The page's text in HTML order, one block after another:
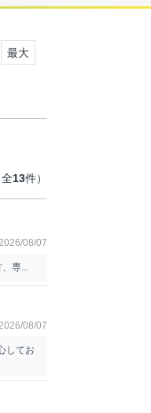
最大
13件）
08/07
専...
08/07
してお